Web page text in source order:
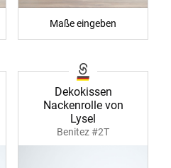
Maße eingeben
Dekokissen
Nackenrolle von
Lysel
Benitez #2T